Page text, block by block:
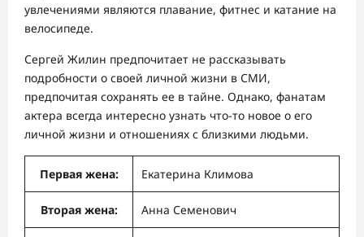
увлечениями являются плавание, фитнес и катание на
велосипеде.
Сергей Жилин предпочитает не рассказывать
подробности о своей личной жизни в СМИ,
предпочитая сохранять ее в тайне. Однако, фанатам
актера всегда интересно узнать что-то новое о его
личной жизни и отношениях с близкими людьми.
Первая жена: Екатерина Климова
Вторая жена: Анна Семенович